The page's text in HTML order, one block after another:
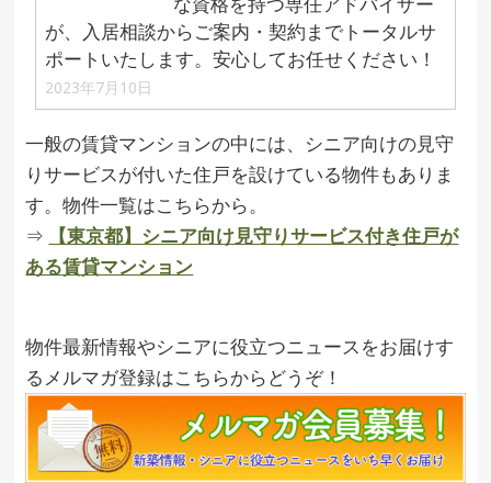
が、入居相談からご案内・契約までトータルサ
ポートいたします。安心してお任せください！
2023年7月10日
一般の賃貸マンションの中には、シニア向けの見守
りサービスが付いた住戸を設けている物件もありま
す。物件一覧はこちらから。
⇒
【東京都】シニア向け見守りサービス付き住戸が
ある賃貸マンション
物件最新情報やシニアに役立つニュースをお届けす
るメルマガ登録はこちらからどうぞ！